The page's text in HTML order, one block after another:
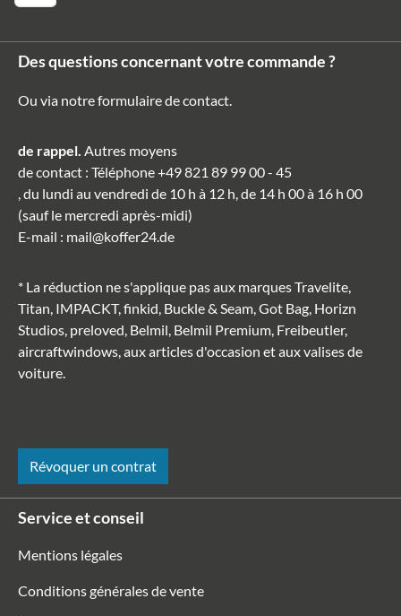
Des questions concernant votre commande ?
Ou via notre formulaire de contact.
de rappel. Autres moyens
de contact : Téléphone+49 821 89 99 00 - 45
, du lundi au vendredi de 10 h à 12 h, de 14 h 00 à 16 h 00
(sauf le mercredi après-midi)
E-mail : mail@koffer24.de
* La réduction ne s'applique pas aux marques Travelite,
Titan, IMPACKT, finkid, Buckle & Seam, Got Bag, Horizn
Studios, preloved, Belmil, Belmil Premium, Freibeutler,
aircraftwindows, aux articles d'occasion et aux valises de
voiture.
Révoquer un contrat
Service et conseil
Mentions légales
Conditions générales de vente